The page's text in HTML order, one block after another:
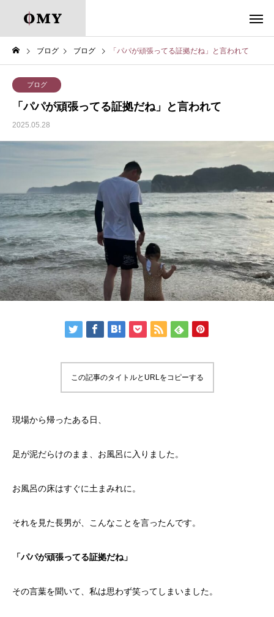
ブログ ブログ 「パパが頑張ってる証拠だね」と言われて
ブログ
「パパが頑張ってる証拠だね」と言われて
2025.05.28
この記事のタイトルとURLをコピーする
現場から帰ったある日、
足が泥だらけのまま、お風呂に入りました。
お風呂の床はすぐに土まみれに。
それを見た長男が、こんなことを言ったんです。
「パパが頑張ってる証拠だね」
その言葉を聞いて、私は思わず笑ってしまいました。